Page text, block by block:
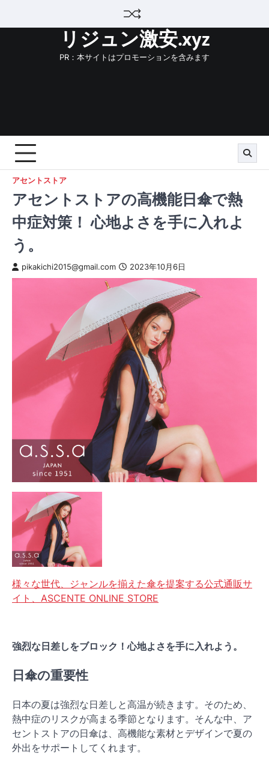
リジュン激安.xyz
PR：本サイトはプロモーションを含みます
アセントストア
アセントストアの高機能日傘で熱
中症対策！ 心地よさを手に入れよ
う。
pikakichi2015@gmail.com 2023年10月6日
様々な世代、ジャンルを揃えた傘を提案する公式通販サ
イト、ASCENTE ONLINE STORE
強烈な日差しをブロック！心地よさを手に入れよう。
日傘の重要性
日本の夏は強烈な日差しと高温が続きます。そのため、
熱中症のリスクが高まる季節となります。そんな中、ア
セントストアの日傘は、高機能な素材とデザインで夏の
外出をサポートしてくれます。